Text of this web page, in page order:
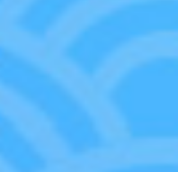
以進一步強化牌